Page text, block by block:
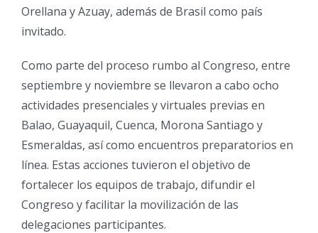
Orellana y Azuay, además de Brasil como país
invitado.
Como parte del proceso rumbo al Congreso, entre
septiembre y noviembre se llevaron a cabo ocho
actividades presenciales y virtuales previas en
Balao, Guayaquil, Cuenca, Morona Santiago y
Esmeraldas, así como encuentros preparatorios en
línea. Estas acciones tuvieron el objetivo de
fortalecer los equipos de trabajo, difundir el
Congreso y facilitar la movilización de las
delegaciones participantes.